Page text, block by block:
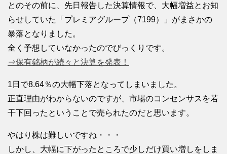
とのその前に、先日報告した決算情報で、大幅増益とお知
らせしていた「プレミアグループ（7199）」がまさかの
暴落となりました。
全く予想していなかったのでびっくりです。
⇒保有銘柄が続々と決算を発表！
1日で8.64％の大幅下落となってしまいました。
正直理由がわからないのですが、市場のコンセンサスを若
干下回ったということで売られたのだと思います。
やはり株は難しいですね・・・
しかし、大幅に下がったところで少しだけ買い増しをしま